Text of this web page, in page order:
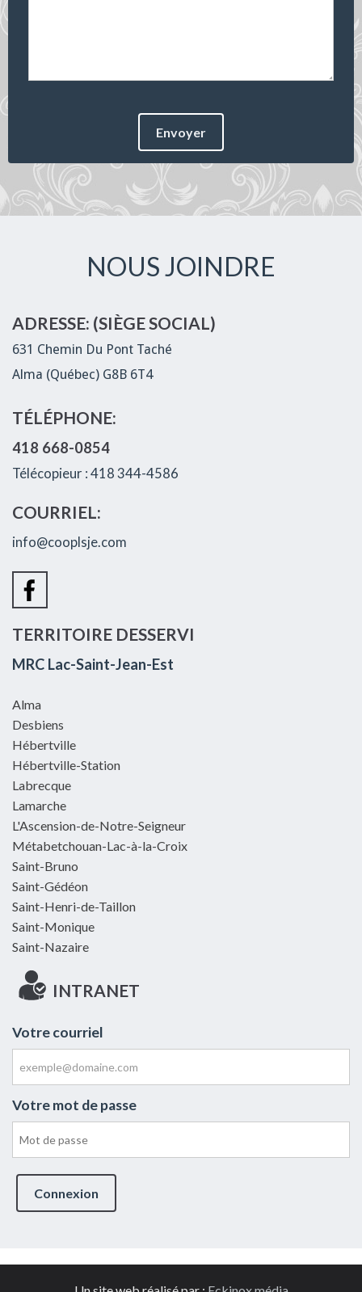
Envoyer
NOUS JOINDRE
ADRESSE: (SIÈGE SOCIAL)
631 Chemin Du Pont Taché
Alma (Québec) G8B 6T4
TÉLÉPHONE:
418 668-0854
Télécopieur : 418 344-4586
COURRIEL:
info@cooplsje.com
TERRITOIRE DESSERVI
MRC Lac-Saint-Jean-Est
Alma
Desbiens
Hébertville
Hébertville-Station
Labrecque
Lamarche
L'Ascension-de-Notre-Seigneur
Métabetchouan-Lac-à-la-Croix
Saint-Bruno
Saint-Gédéon
Saint-Henri-de-Taillon
Saint-Monique
Saint-Nazaire
INTRANET
Votre courriel
Votre mot de passe
Connexion